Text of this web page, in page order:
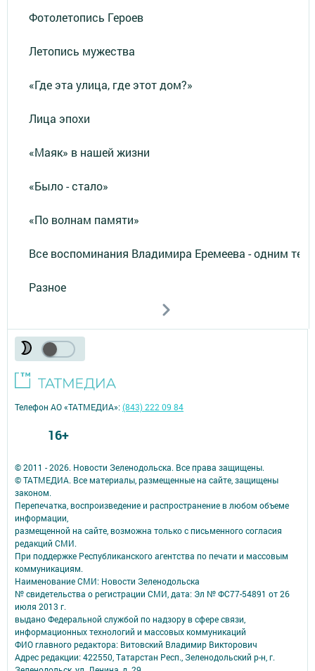
Фотолетопись Героев
Летопись мужества
«Где эта улица, где этот дом?»
Лица эпохи
«Маяк» в нашей жизни
«Было - стало»
«По волнам памяти»
Все воспоминания Владимира Еремеева - одним
Разное
© 2011 - 2026. Новости Зеленодольска. Все права защищены.
© ТАТМЕДИА. Все материалы, размещенные на сайте, защищены
законом.
Перепечатка, воспроизведение и распространение в любом объеме
информации,
размещенной на сайте, возможна только с письменного согласия
редакций СМИ.
При поддержке Республиканского агентства по печати и массовым
коммуникациям.
Наименование СМИ: Новости Зеленодольска
№ свидетельства о регистрации СМИ, дата: Эл № ФС77-54891 от 26
июля 2013 г.
выдано Федеральной службой по надзору в сфере связи,
информационных технологий и массовых коммуникаций
ФИО главного редактора: Витовский Владимир Викторович
Адрес редакции: 422550, Татарстан Респ., Зеленодольский р-н, г.
Телефон АО «ТАТМЕДИА»:(843) 222 09 84
16+